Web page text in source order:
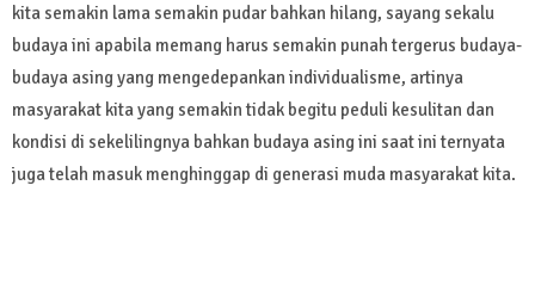
kita semakin lama semakin pudar bahkan hilang, sayang sekalu
budaya ini apabila memang harus semakin punah tergerus budaya-
budaya asing yang mengedepankan individualisme, artinya
masyarakat kita yang semakin tidak begitu peduli kesulitan dan
kondisi di sekelilingnya bahkan budaya asing ini saat ini ternyata
juga telah masuk menghinggap di generasi muda masyarakat kita.